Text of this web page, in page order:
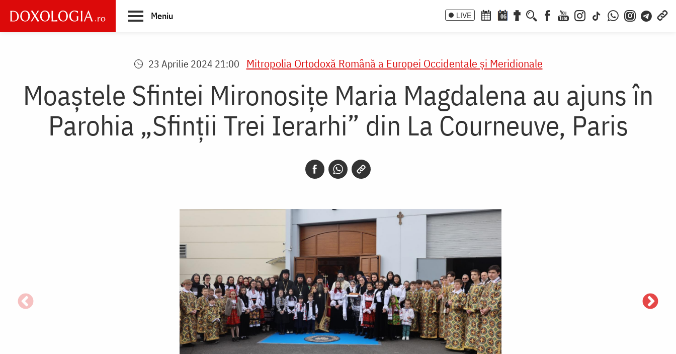
main
Meniu LIVE 06
23 Aprilie 2024 21:00 Mitropolia Ortodoxă Română a Europei Occidentale şi Meridionale
Moaștele Sfintei Mironosiţe Maria Magdalena au ajuns în
Parohia „Sfinţii Trei Ierarhi” din La Courneuve, Paris